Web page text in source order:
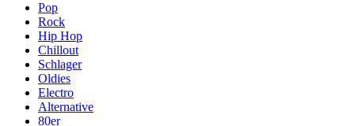
Pop
Rock
Hip Hop
Chillout
Schlager
Oldies
Electro
Alternative
80er